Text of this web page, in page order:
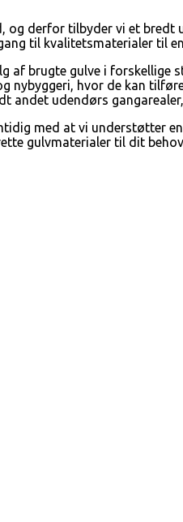
derfor tilbyder vi et bredt
til kvalitetsmaterialer til
af brugte gulve i
nybyggeri, hvor de kan
andet udendørs
med at vi understøtter
gulvmaterialer til dit